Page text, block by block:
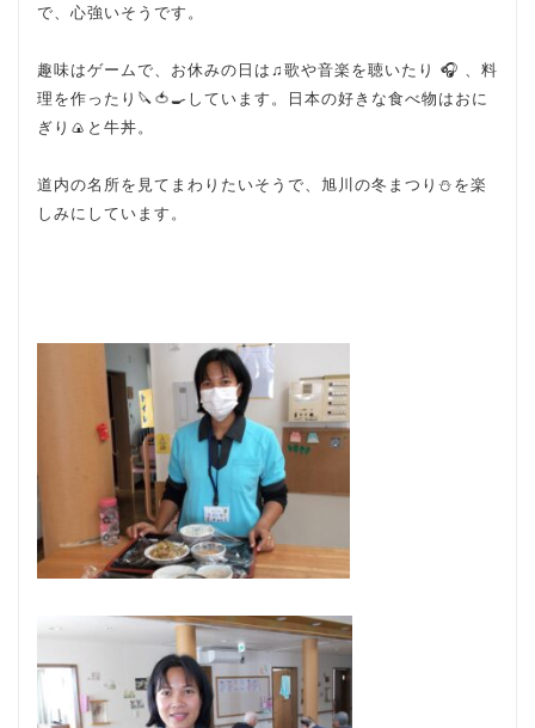
で、心強いそうです。
趣味はゲームで、お休みの日は♫歌や音楽を聴いたり 🎧 、料
理を作ったり🔪🍅🍳しています。日本の好きな食べ物はおに
ぎり🍙と牛丼。
道内の名所を見てまわりたいそうで、旭川の冬まつり⛄を楽
しみにしています。